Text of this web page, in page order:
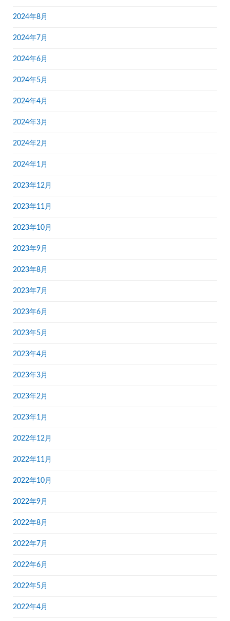
2024年8月
2024年7月
2024年6月
2024年5月
2024年4月
2024年3月
2024年2月
2024年1月
2023年12月
2023年11月
2023年10月
2023年9月
2023年8月
2023年7月
2023年6月
2023年5月
2023年4月
2023年3月
2023年2月
2023年1月
2022年12月
2022年11月
2022年10月
2022年9月
2022年8月
2022年7月
2022年6月
2022年5月
2022年4月